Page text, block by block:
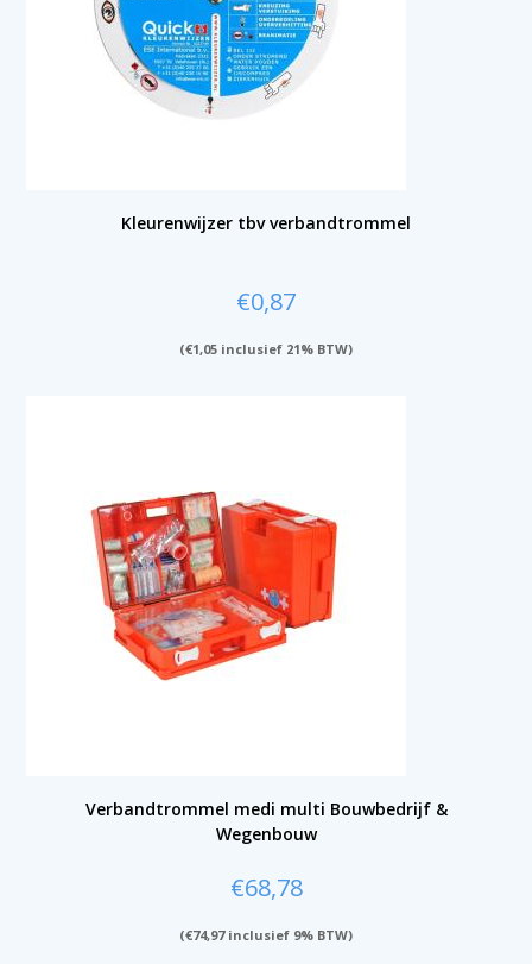
Kleurenwijzer tbv verbandtrommel
€0,87
(€1,05 inclusief 21% BTW)
Verbandtrommel medi multi Bouwbedrijf &
Wegenbouw
€68,78
(€74,97inclusief 9% BTW)